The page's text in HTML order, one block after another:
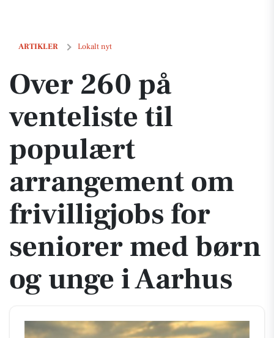
ARTIKLER Lokalt nyt
Over 260 på venteliste til populært arrangement om frivilligjobs for
Over 260 på
venteliste til
populært
arrangement om
frivilligjobs for
seniorer med børn
og unge i Aarhus